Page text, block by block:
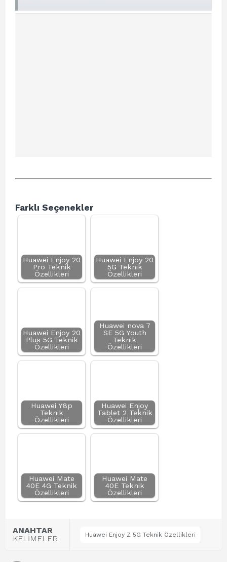
Farklı Seçenekler
Huawei Enjoy 20
Pro Teknik
Özellikleri
Huawei Enjoy 20
5G Teknik
Özellikleri
Huawei Enjoy 20
Plus 5G Teknik
Özellikleri
Huawei nova 7
SE 5G Youth
Teknik
Özellikleri
Huawei Y8p
Teknik
Özellikleri
Huawei Enjoy
Tablet 2 Teknik
Özellikleri
Huawei Mate
40E 4G Teknik
Özellikleri
Huawei Mate
40E Teknik
Özellikleri
ANAHTAR
KELİMELER
Huawei Enjoy Z 5G Teknik Özellikleri